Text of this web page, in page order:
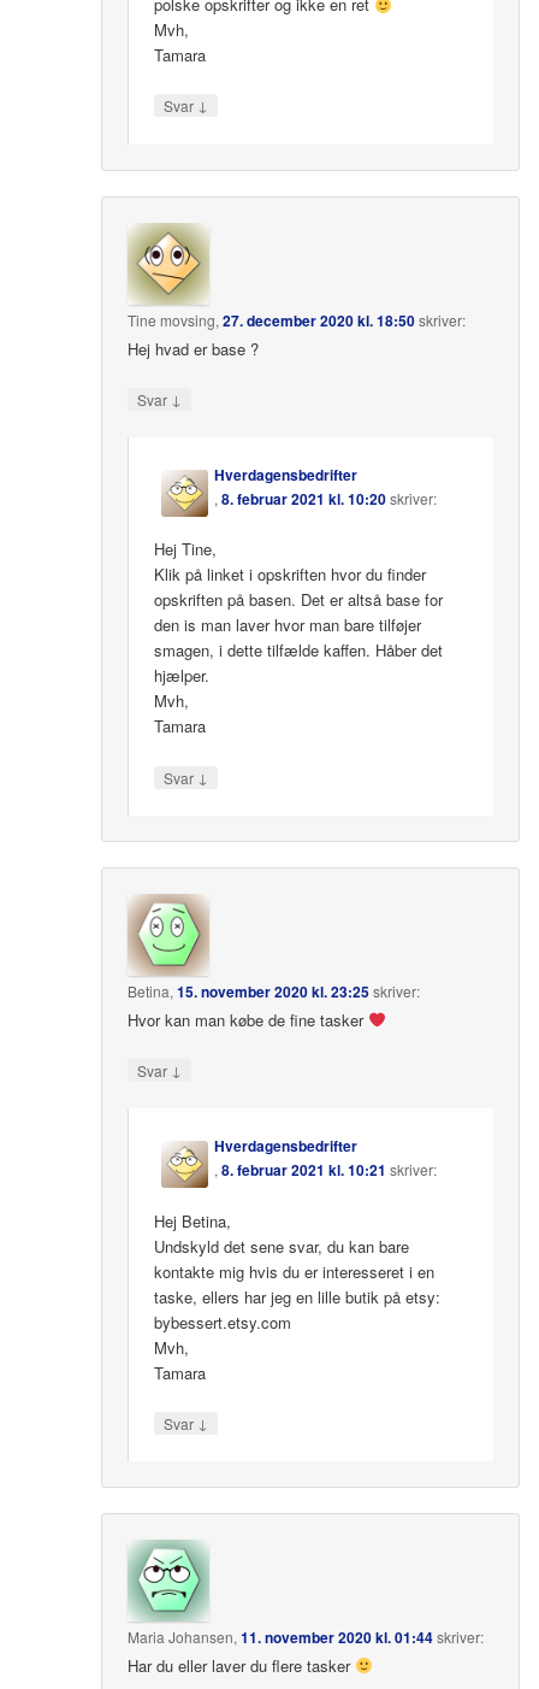
Mvh,
Tamara
Svar ↓
Tine movsing,27. december 2020 kl. 18:50skriver:
Hej hvad er base ?
Svar ↓
Hverdagensbedrifter
,8. februar 2021 kl. 10:20skriver:
Hej Tine,
Klik på linket i opskriften hvor du finder
opskriften på basen. Det er altså base for
den is man laver hvor man bare tilføjer
smagen, i dette tilfælde kaffen. Håber det
hjælper.
Mvh,
Tamara
Svar ↓
Betina,15. november 2020 kl. 23:25skriver:
Hvor kan man købe de fine tasker
Svar ↓
Hverdagensbedrifter
,8. februar 2021 kl. 10:21 skriver:
Hej Betina,
Undskyld det sene svar, du kan bare
kontakte mig hvis du er interesseret i en
taske, ellers har jeg en lille butik på etsy:
bybessert.etsy.com
Mvh,
Tamara
Svar ↓
Maria Johansen,11. november 2020 kl. 01:44skriver:
Har du eller laver du flere tasker